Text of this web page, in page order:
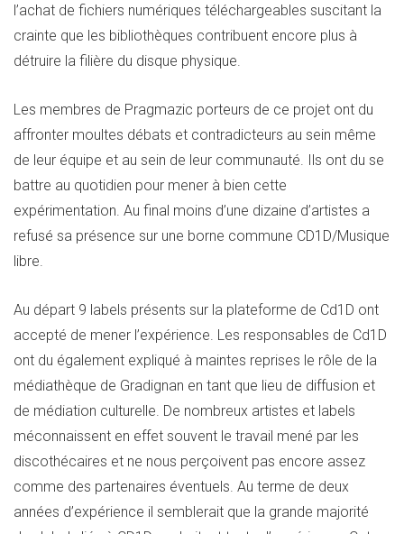
l’achat de fichiers numériques téléchargeables suscitant la
crainte que les bibliothèques contribuent encore plus à
détruire la filière du disque physique.
Les membres de Pragmazic porteurs de ce projet ont du
affronter moultes débats et contradicteurs au sein même
de leur équipe et au sein de leur communauté. Ils ont du se
battre au quotidien pour mener à bien cette
expérimentation. Au final moins d’une dizaine d’artistes a
refusé sa présence sur une borne commune CD1D/Musique
libre.
Au départ 9 labels présents sur la plateforme de Cd1D ont
accepté de mener l’expérience. Les responsables de Cd1D
ont du également expliqué à maintes reprises le rôle de la
médiathèque de Gradignan en tant que lieu de diffusion et
de médiation culturelle. De nombreux artistes et labels
méconnaissent en effet souvent le travail mené par les
discothécaires et ne nous perçoivent pas encore assez
comme des partenaires éventuels. Au terme de deux
années d’expérience il semblerait que la grande majorité